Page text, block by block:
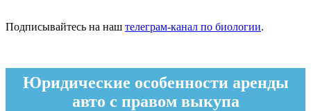
Подписывайтесь на наш телеграм-канал по биологии.
Юридические особенности аренды
авто с правом выкупа